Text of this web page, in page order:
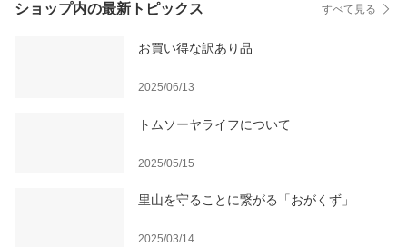
ショップ内の最新トピックス すべて見る
お買い得な訳あり品
2025/06/13
トムソーヤライフについて
2025/05/15
里山を守ることに繋がる「おがくず」
2025/03/14